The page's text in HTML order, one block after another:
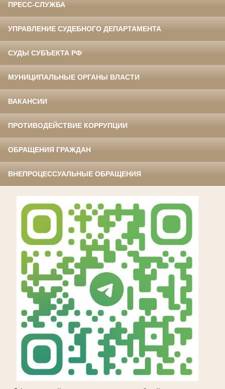
ПРЕСС-СЛУЖБА
УПРАВЛЕНИЕ СУДЕБНОГО ДЕПАРТАМЕНТА
СУДЫ СУБЪЕКТА РФ
МУНИЦИПАЛЬНЫЕ ОРГАНЫ ВЛАСТИ
ВАКАНСИИ
ПРОТИВОДЕЙСТВИЕ КОРРУПЦИИ
ОБРАЩЕНИЯ ГРАЖДАН
ВНЕПРОЦЕССУАЛЬНЫЕ ОБРАЩЕНИЯ